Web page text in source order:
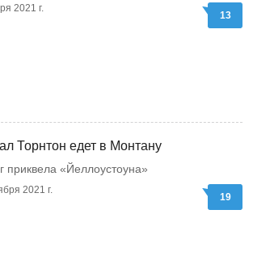
2021 г.
13
Торнтон едет в Монтану
приквела «Йеллоустоуна»
2021 г.
19